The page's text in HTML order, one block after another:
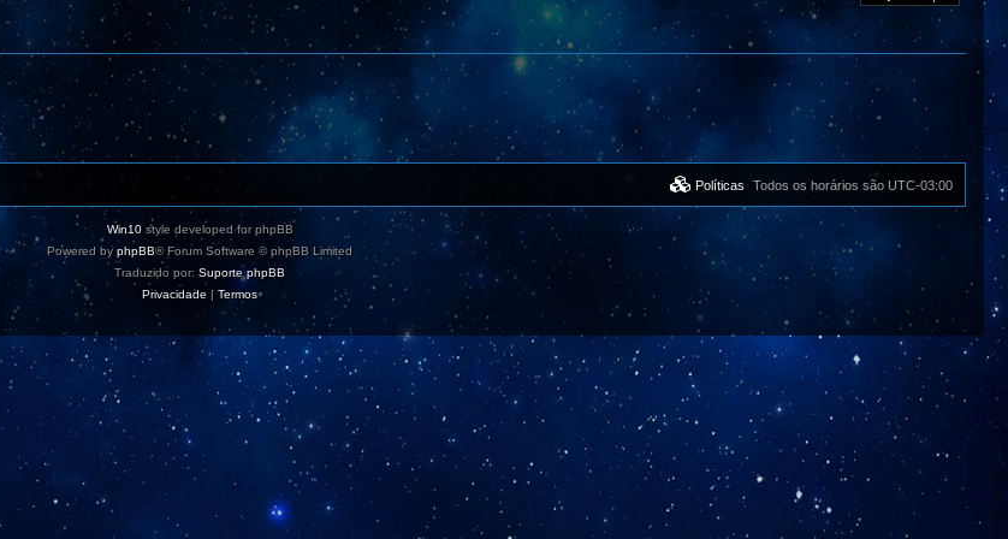
e
Todos os horários são UTC-03:00
Políticas
Win10style developed for phpBB
Powered by phpBB® Forum Software © phpBB Limited
Traduzido por: Suporte phpBB
Privacidade | Termos